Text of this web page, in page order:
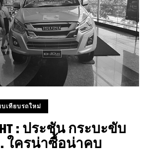
บเทียบรถใหม่
: ประชัน กระบะขับ
ใครน่าซื้อน่าคบ